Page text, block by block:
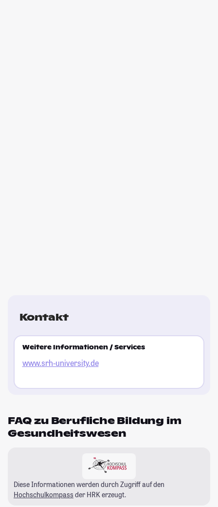
Kontakt
Weitere Informationen / Services
www.srh-university.de
FAQ zu Berufliche Bildung im
Gesundheitswesen
Diese Informationen werden durch Zugriff auf den
Hochschulkompass der HRK erzeugt.